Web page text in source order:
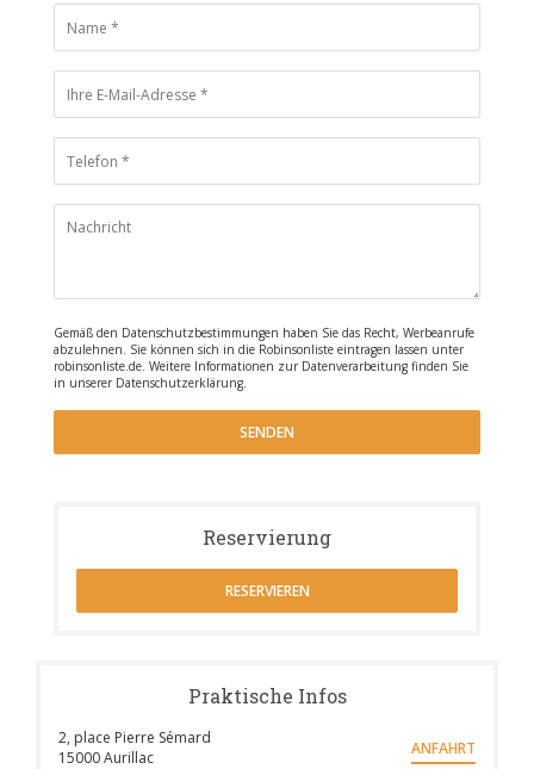
Gemäß den Datenschutzbestimmungen haben Sie das Recht, Werbeanrufe
abzulehnen. Sie können sich in die Robinsonliste eintragen lassen unter
robinsonliste.de. Weitere Informationen zur Datenverarbeitung finden Sie
in unserer Datenschutzerklärung.
Reservierung
RESERVIEREN
Praktische Infos
2, place Pierre Sémard
15000 Aurillac((öffnet ein neues Fenster)) ANFAHRT